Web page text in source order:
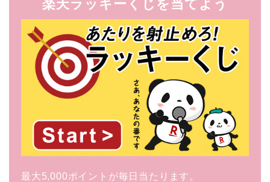
楽天ラッキーくじを当てよう
最大5,000ポイントが毎日当たります。